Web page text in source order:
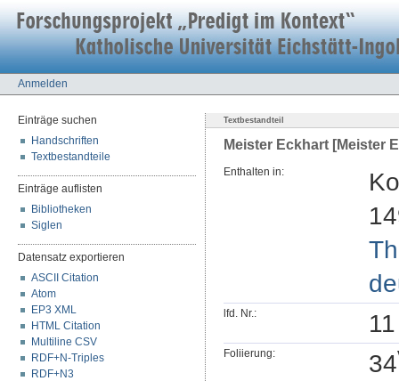
Anmelden
Einträge suchen
Handschriften
Textbestandteile
Einträge auflisten
Bibliotheken
Siglen
Datensatz exportieren
ASCII Citation
Atom
EP3 XML
HTML Citation
Multiline CSV
RDF+N-Triples
RDF+N3
Textbestandteil
Meister Eckhart [Meister
Enthalten in:
lfd. Nr.: 11
Foliierung: 34